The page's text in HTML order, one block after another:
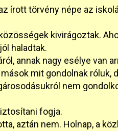
írott törvény népe az
kivirágoztak.
haladtak.
annak nagy esélye van
mit gondolnak róluk,
nem
fogja.
aztán nem. Holnap, a